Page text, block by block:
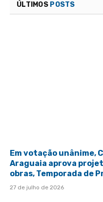
ÚLTIMOS POSTS
Em votação unânime,
Araguaia aprova
obras, Temporada de
27 de julho de 2026